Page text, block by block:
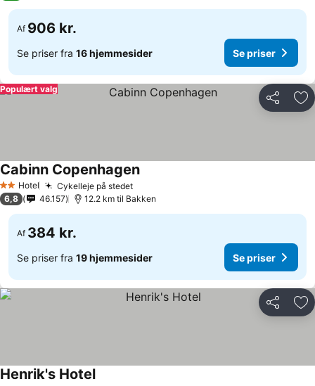
Af 906 kr.
Se priser fra 16 hjemmesider Se priser
Del
Populært valg
2 Stjerner
Hotel Cykelleje på stedet
Cabinn Copenhagen
6,8 46.157 12.2 km til Bakken
Af 384 kr.
Se priser fra 19 hjemmesider Se priser
Del
Henrik's Hotel